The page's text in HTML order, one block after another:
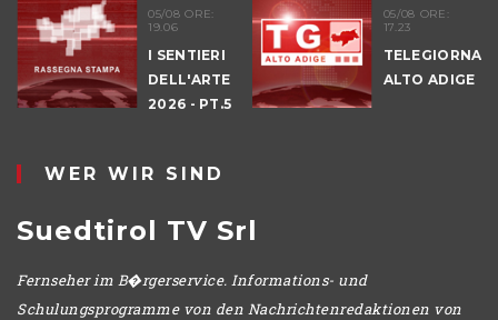
05/08 ORE:
19.06
I SENTIERI
DELL'ARTE
2026 - PT.5
05/08 ORE:
17.23
ALTO ADIGE
WER WIR SIND
Suedtirol TV Srl
Fernseher im B�rgerservice. Informations- und
Schulungsprogramme von den Nachrichtenredaktionen von